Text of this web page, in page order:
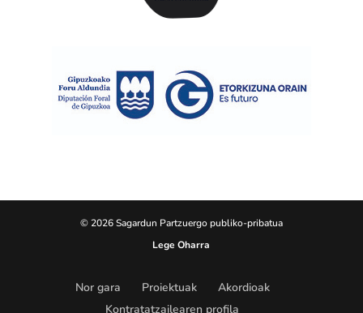
© 2026 Sagardun Partzuergo publiko-pribatua
Lege Oharra
Nor gara Proiektuak
Akordioak
Kontratatzailearen profila